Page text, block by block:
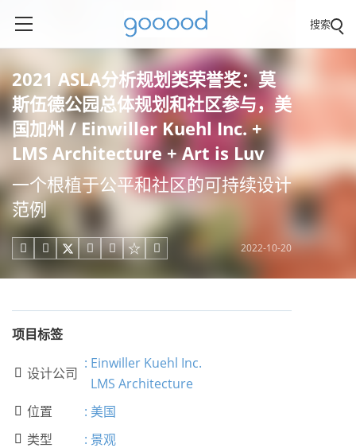
搜索
2021 ASLA分析规划类荣誉奖：莫
斯伍德公园总体规划和社区参与，美
国加州 / Einwiller Kuehl Inc. +
LMS Architecture + Art is Luv
一个根植于公平和社区的可持续设计
范例
     2022-10-20
项目标签
 设计公司
: Einwiller Kuehl Inc.
LMS Architecture
 位置 : 美国
 类型 : 景观